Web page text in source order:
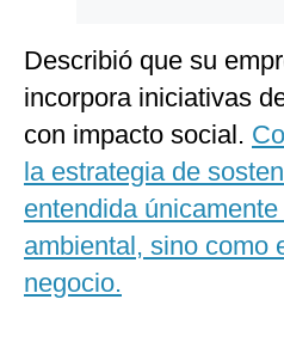
Describió que su
incorpora iniciativas
con impacto social.
la estrategia de
entendida
ambiental, sino como
negocio.